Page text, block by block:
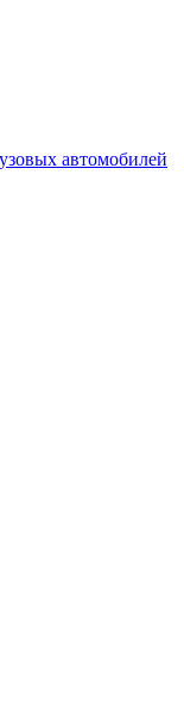
автомобилей